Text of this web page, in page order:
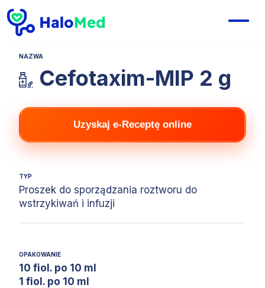
NAZWA
Cefotaxim-MIP 2 g
Uzyskaj e-Receptę online
TYP
Proszek do sporządzania roztworu do
wstrzykiwań i infuzji
OPAKOWANIE
10 fiol. po 10 ml
1 fiol. po 10 ml